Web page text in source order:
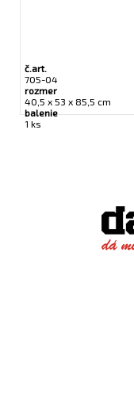
č.art.
705-04
rozmer
40,5 x 53 x 85,5 cm
balenie
1 ks